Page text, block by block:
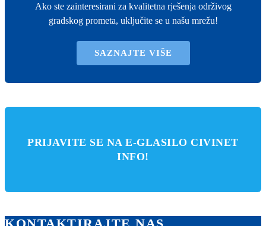
Ako ste zainteresirani za kvalitetna rješenja održivog
gradskog prometa, uključite se u našu mrežu!
SAZNAJTE VIŠE
PRIJAVITE SE NA E-GLASILO CIVINET
INFO!